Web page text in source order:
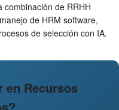
combinación de RRHH
de HRM software,
de selección con IA.
en Recursos